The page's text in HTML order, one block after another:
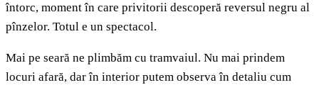
întorc, moment în care privitorii descoperă reversul negru al
pînzelor. Totul e un spectacol.
Mai pe seară ne plimbăm cu tramvaiul. Nu mai prindem
locuri afară, dar în interior putem observa în detaliu cum